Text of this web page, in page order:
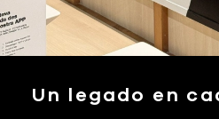
Un legado en